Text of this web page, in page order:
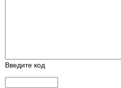
Введите код